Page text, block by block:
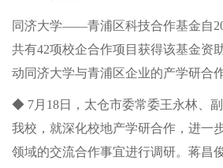
同济大学——青浦区科技合作基金自
共有42项校企合作项目获得该基金资
动同济大学与青浦区企业的产学研合
◆ 7月18日，太仓市委常委王永林、
我校，就深化校地产学研合作，进一
领域的交流合作事宜进行调研。蒋昌